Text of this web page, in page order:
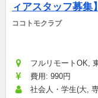
ィアスタッフ募集】
ココトモクラブ
フルリモートOK,
費用: 990円
社会人・学生(大,